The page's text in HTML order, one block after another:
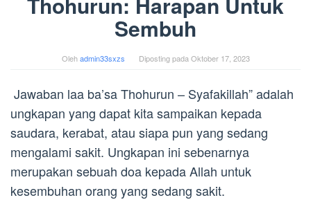
Sembuh
Olehadmin33sxzs Diposting pada Oktober 17, 2023
Jawaban laa ba’sa Thohurun – Syafakillah” adalah
ungkapan yang dapat kita sampaikan kepada
saudara, kerabat, atau siapa pun yang sedang
mengalami sakit. Ungkapan ini sebenarnya
merupakan sebuah doa kepada Allah untuk
kesembuhan orang yang sedang sakit.